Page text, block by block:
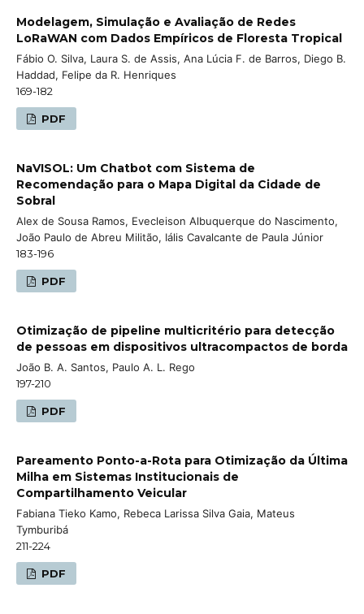
Modelagem, Simulação e Avaliação de Redes
LoRaWAN com Dados Empíricos de Floresta Tropical
Fábio O. Silva, Laura S. de Assis, Ana Lúcia F. de Barros, Diego B.
Haddad, Felipe da R. Henriques
169-182
PDF
NaVISOL: Um Chatbot com Sistema de
Recomendação para o Mapa Digital da Cidade de
Sobral
Alex de Sousa Ramos, Evecleison Albuquerque do Nascimento,
João Paulo de Abreu Militão, Iális Cavalcante de Paula Júnior
183-196
PDF
Otimização de pipeline multicritério para detecção
de pessoas em dispositivos ultracompactos de borda
João B. A. Santos, Paulo A. L. Rego
197-210
PDF
Pareamento Ponto-a-Rota para Otimização da Última
Milha em Sistemas Institucionais de
Compartilhamento Veicular
Fabiana Tieko Kamo, Rebeca Larissa Silva Gaia, Mateus
Tymburibá
211-224
PDF